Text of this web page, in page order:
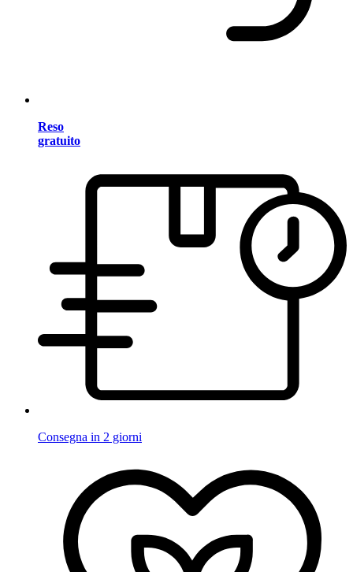
Reso
gratuito
Consegna in 2 giorni